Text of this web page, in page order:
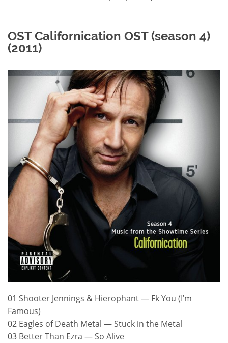
OST Californication OST (season 4)
(2011)
01 Shooter Jennings & Hierophant — Fk You (I’m
Famous)
02 Eagles of Death Metal — Stuck in the Metal
03 Better Than Ezra — So Alive